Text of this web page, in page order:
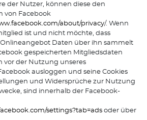
der Nutzer, können diese den
von Facebook
about/privacy/. Wenn
ist und nicht möchte, dass
Onlineangebot Daten über ihn sammelt
gespeicherten Mitgliedsdaten
vor der Nutzung unseres
ausloggen und seine Cookies
und Widersprüche zur Nutzung
sind innerhalb der Facebook-
settings?tab=ads oder über